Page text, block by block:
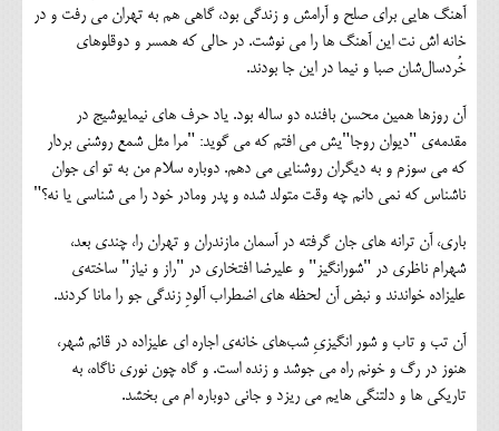
آهنگ هایی برای صلح و آرامش و زندگی بود، گاهی هم به تهران می رفت و در
خانه اش نت این آهنگ ها را می نوشت. در حالی که همسر و دوقلوهای
خُردسال‌شان صبا و نیما در این جا بودند.
آن روزها همین محسن بافنده دو ساله بود. یاد حرف های نیمایوشیج در
مقدمه‌ی "دیوان روجا"یش می افتم که می گوید: "مرا مثل شمع روشنی بردار
که می سوزم و به دیگران روشنایی می دهم. دوباره سلام من به تو ای جوان
ناشناس که نمی دانم چه وقت متولد شده و پدر ومادر خود را می شناسی یا نه؟"
باری، آن ترانه های جان گرفته در آسمان مازندران و تهران را، چندی بعد،
شهرام ناظری در "شورانگیز" و علیرضا افتخاری در "راز و نیاز" ساخته‌ی
علیزاده خواندند و نبض آن لحظه های اضطراب آلودِ زندگی جو را مانا کردند.
آن تب و تاب و شور انگیزیِ شب‌های خانه‌ی اجاره ای علیزاده در قائم شهر،
هنوز در رگ و خونم راه می جوشد و زنده است. و گاه چون نوری ناگاه، به
تاریکی ها و دلتنگی هایم می ریزد و جانی دوباره ام می بخشد.